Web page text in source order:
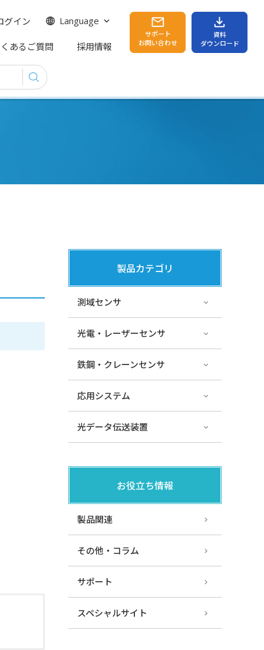
あるご質問 採用情報
グイン Language
サポート
お問い合わせ
資料
ダウンロード
製品カテゴリ
測域センサ
光電・レーザーセンサ
鉄鋼・クレーンセンサ
応用システム
光データ伝送装置
お役立ち情報
製品関連
その他・コラム
サポート
スペシャルサイト